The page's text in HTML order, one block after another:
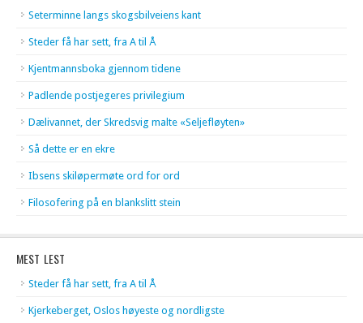
Seterminne langs skogsbilveiens kant
Steder få har sett, fra A til Å
Kjentmannsboka gjennom tidene
Padlende postjegeres privilegium
Dælivannet, der Skredsvig malte «Seljefløyten»
Så dette er en ekre
Ibsens skiløpermøte ord for ord
Filosofering på en blankslitt stein
MEST LEST
Steder få har sett, fra A til Å
Kjerkeberget, Oslos høyeste og nordligste